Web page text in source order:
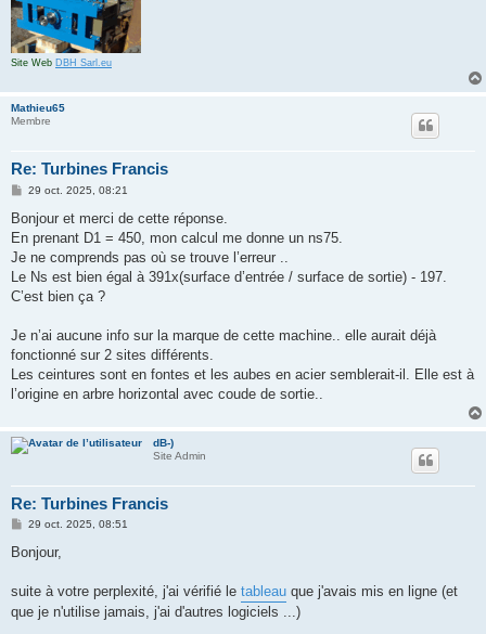
Site Web DBH Sarl.eu
Mathieu65
Membre
Re: Turbines Francis
M
s
a
g
29 oct. 2025, 08:21
Bonjour et merci de cette réponse.
En prenant D1 = 450, mon calcul me donne un ns75.
Je ne comprends pas où se trouve l’erreur ..
Le Ns est bien égal à 391x(surface d’entrée / surface de sortie) - 197.
C’est bien ça ?
Je n’ai aucune info sur la marque de cette machine.. elle aurait déjà
fonctionné sur 2 sites différents.
Les ceintures sont en fontes et les aubes en acier semblerait-il. Elle est à
l’origine en arbre horizontal avec coude de sortie..
dB-)
Site Admin
Re: Turbines Francis
M
s
g
29 oct. 2025, 08:51
Bonjour,
suite à votre perplexité, j'ai vérifié le tableau que j'avais mis en ligne (et
que je n'utilise jamais, j'ai d'autres logiciels ...)